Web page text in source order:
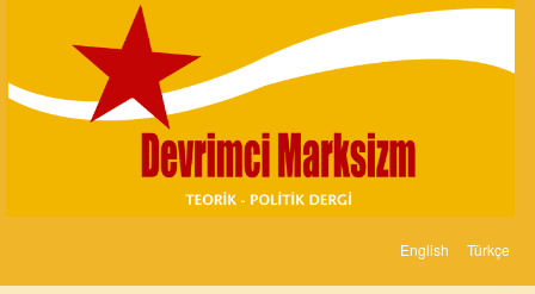
content
Marksizm
English Türkçe